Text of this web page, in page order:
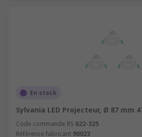
En stock
Sylvania LED Projecteur, Ø 87 mm
Code commande RS 622-325
Référence fabricant 90023